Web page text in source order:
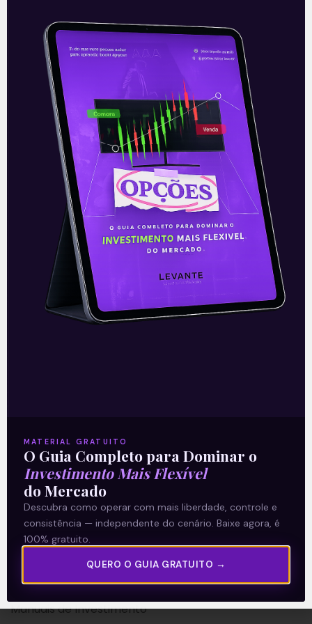
Uber: Decisão em prol dos
trabalhadores
Na última sexta-feira (20), um juiz lotado
no estado da Califórnia (EUA) afirmou
que a decisão judicial de novembro de
2020, que permitiu à Uber
Leia mais
23/08/2021
Termos e Condições
Política de Privacidade
Explore
Artigos
E Eu Com Isso?
Vídeos no Youtube
Manuais de Investimento
MATERIAL GRATUITO
O Guia Completo para Dominar o
Investimento Mais Flexível
do Mercado
Descubra como operar com mais liberdade, controle e
consistência — independente do cenário. Baixe agora, é
100% gratuito.
QUERO O GUIA GRATUITO →